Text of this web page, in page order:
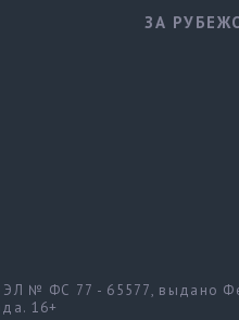
ЗА
ЭЛ № ФС 77 - 65577, выдано
16+